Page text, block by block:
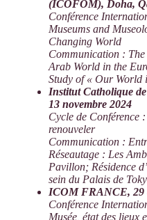
(ICOFOM), Doha,
Conférence
Museums and
Changing World
Communication : The
Arab World in the
Study of « Our World
Institut Catholique
13 novembre 2024
Cycle de Conférence
renouveler
Communication :
Réseautage : Les
Pavillon; Résidence
sein du Palais de
ICOM FRANCE, 29
Conférence
Musée, état des lieux